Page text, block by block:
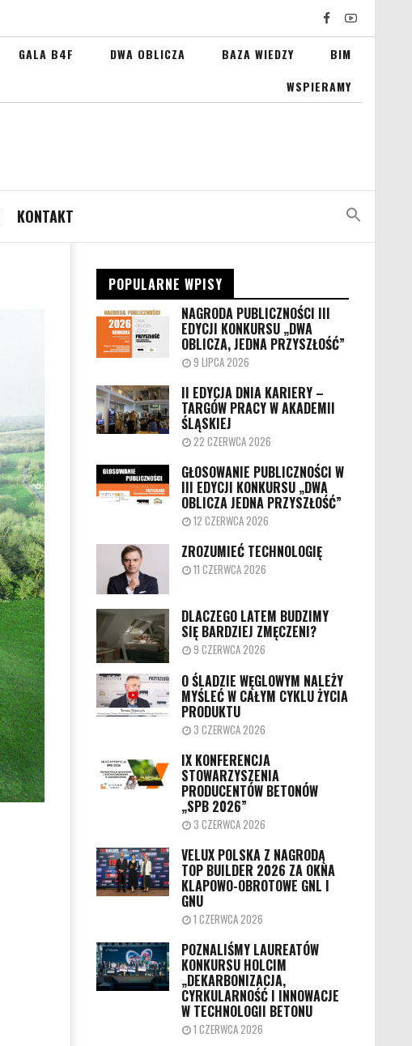
GALA B4F DWA OBLICZA BAZA WIEDZY
BIM
WSPIERAMY
KONTAKT
POPULARNE WPISY
NAGRODA PUBLICZNOŚCI III
EDYCJI KONKURSU „DWA
OBLICZA, JEDNA PRZYSZŁOŚĆ”
9 LIPCA 2026
II EDYCJA DNIA KARIERY –
TARGÓW PRACY W AKADEMII
ŚLĄSKIEJ
22 CZERWCA 2026
GŁOSOWANIE PUBLICZNOŚCI W
III EDYCJI KONKURSU „DWA
OBLICZA JEDNA PRZYSZŁOŚĆ”
12 CZERWCA 2026
ZROZUMIEĆ TECHNOLOGIĘ
11 CZERWCA 2026
DLACZEGO LATEM BUDZIMY
SIĘ BARDZIEJ ZMĘCZENI?
9 CZERWCA 2026
O ŚLADZIE WĘGLOWYM NALEŻY
MYŚLEĆ W CAŁYM CYKLU ŻYCIA
PRODUKTU
3 CZERWCA 2026
IX KONFERENCJA
STOWARZYSZENIA
PRODUCENTÓW BETONÓW
„SPB 2026”
3 CZERWCA 2026
VELUX POLSKA Z NAGRODĄ
TOP BUILDER 2026 ZA OKNA
KLAPOWO-OBROTOWE GNL I
GNU
1 CZERWCA 2026
POZNALIŚMY LAUREATÓW
KONKURSU HOLCIM
„DEKARBONIZACJA,
CYRKULARNOŚĆ I INNOWACJE
W TECHNOLOGII BETONU
1 CZERWCA 2026